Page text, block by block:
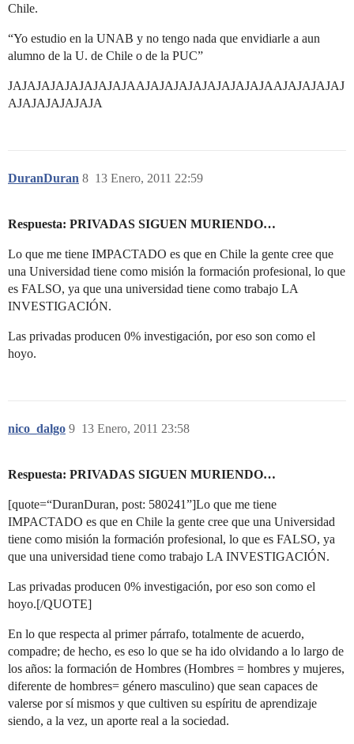
Chile.
“Yo estudio en la UNAB y no tengo nada que envidiarle a aun
alumno de la U. de Chile o de la PUC”
JAJAJAJAJAJAJAJAJAAJAJAJAJAJAJAJAJAJAAJAJAJAJAJ
AJAJAJAJAJAJA
DuranDuran 13 Enero, 2011 22:59
8
Respuesta: PRIVADAS SIGUEN MURIENDO…
Lo que me tiene IMPACTADO es que en Chile la gente cree que
una Universidad tiene como misión la formación profesional, lo que
es FALSO, ya que una universidad tiene como trabajo LA
INVESTIGACIÓN.
Las privadas producen 0% investigación, por eso son como el
hoyo.
nico_dalgo 13 Enero, 2011 23:58
9
Respuesta: PRIVADAS SIGUEN MURIENDO…
[quote=“DuranDuran, post: 580241”]Lo que me tiene
IMPACTADO es que en Chile la gente cree que una Universidad
tiene como misión la formación profesional, lo que es FALSO, ya
que una universidad tiene como trabajo LA INVESTIGACIÓN.
Las privadas producen 0% investigación, por eso son como el
hoyo.[/QUOTE]
En lo que respecta al primer párrafo, totalmente de acuerdo,
compadre; de hecho, es eso lo que se ha ido olvidando a lo largo de
los años: la formación de Hombres (Hombres = hombres y mujeres,
diferente de hombres= género masculino) que sean capaces de
valerse por sí mismos y que cultiven su espíritu de aprendizaje
siendo, a la vez, un aporte real a la sociedad.